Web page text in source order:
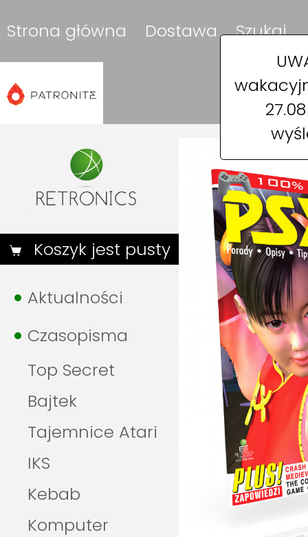
Strona główna Dostawa Szukaj
Koszyk jest pusty
Aktualności
Czasopisma
Top Secret
Bajtek
Tajemnice Atari
IKS
Kebab
Komputer